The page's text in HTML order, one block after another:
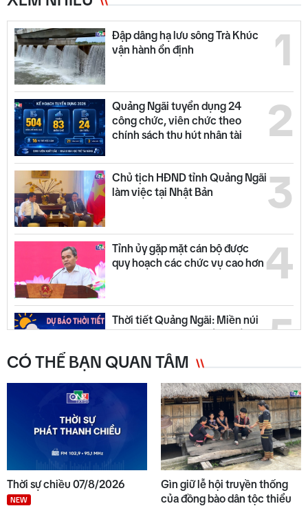
1
Đập dâng hạ lưu sông Trà Khúc
vận hành ổn định
2
Quảng Ngãi tuyển dụng 24
công chức, viên chức theo
chính sách thu hút nhân tài
3
Chủ tịch HĐND tỉnh Quảng Ngãi
làm việc tại Nhật Bản
4
Tỉnh ủy gặp mặt cán bộ được
quy hoạch các chức vụ cao hơn
5
Thời tiết Quảng Ngãi: Miền núi
có mưa dông, đồng bằng nắng
6
Quảng Ngãi ngày mới 07/8 NEW
7
Từ 14/8, lưu thông trên cao tốc
Quảng Ngãi - Hoài Nhơn sẽ thu
phí
CÓ THỂ BẠN QUAN TÂM
Thời sự chiều 07/8/2026
NEW
Gìn giữ lễ hội truyền thống
của đồng bào dân tộc thiểu